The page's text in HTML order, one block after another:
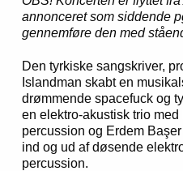
annonceret som siddende
gennemføre den med
Den tyrkiske sangskriver,
Islandman skabt en
drømmende spacefuck og
en elektro-akustisk trio
percussion og Erdem
ind og ud af døsende
percussion.